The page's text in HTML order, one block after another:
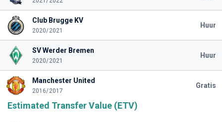
Club Brugge KV
2020/2021
Huur
SV Werder Bremen
2020/2021
Huur
Manchester United
2016/2017
Gratis
Estimated Transfer Value (ETV)